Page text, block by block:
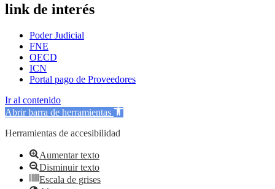
link de interés
Poder Judicial
FNE
OECD
ICN
Portal pago de Proveedores
Ir al contenido
Abrir barra de herramientas
Herramientas de accesibilidad
Aumentar texto
Disminuir texto
Escala de grises